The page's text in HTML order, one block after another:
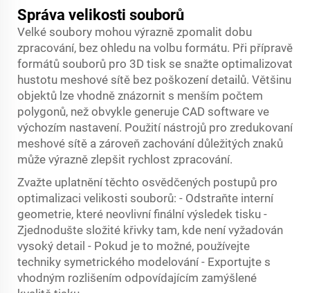
Správa velikosti souborů
Velké soubory mohou výrazně zpomalit dobu
zpracování, bez ohledu na volbu formátu. Při přípravě
formátů souborů pro 3D tisk se snažte optimalizovat
hustotu meshové sítě bez poškození detailů. Většinu
objektů lze vhodně znázornit s menším počtem
polygonů, než obvykle generuje CAD software ve
výchozím nastavení. Použití nástrojů pro zredukovaní
meshové sítě a zároveň zachování důležitých znaků
může výrazně zlepšit rychlost zpracování.
Zvažte uplatnění těchto osvědčených postupů pro
optimalizaci velikosti souborů: - Odstraňte interní
geometrie, které neovlivní finální výsledek tisku -
Zjednodušte složité křivky tam, kde není vyžadován
vysoký detail - Pokud je to možné, používejte
techniky symetrického modelování - Exportujte s
vhodným rozlišením odpovídajícím zamýšlené